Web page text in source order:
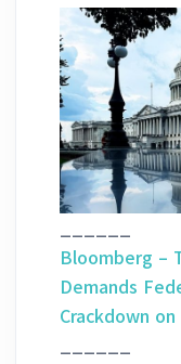
Bloomberg –
Demands
Crackdown